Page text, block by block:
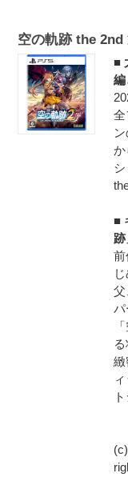
空の軌跡 the 2nd
■
編
全
か
■
前
父
パ
緻